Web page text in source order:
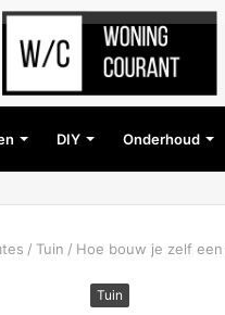
DIY Onderhoud
/ Tuin / Hoe bouw je zelf
Tuin